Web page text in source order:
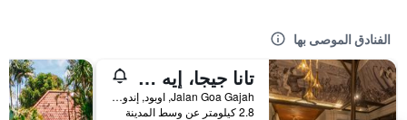
الفنادق الموصى بها
تانا جيجا، إيه ريزورت باي هاديبرانا
Jalan Goa Gajah, اوبود, إندونيسيا
2.8 كيلومتر عن وسط المدينة